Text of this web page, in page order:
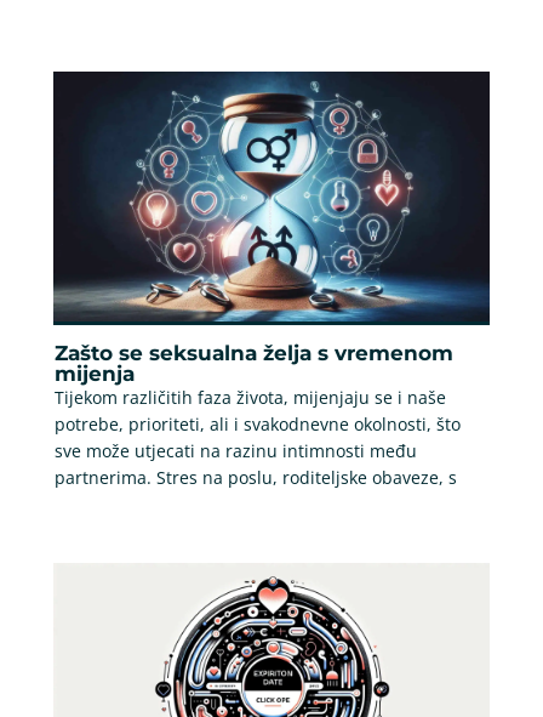
Zašto se seksualna želja s vremenom
mijenja
Tijekom različitih faza života, mijenjaju se i naše
potrebe, prioriteti, ali i svakodnevne okolnosti, što
sve može utjecati na razinu intimnosti među
partnerima. Stres na poslu, roditeljske obaveze, s